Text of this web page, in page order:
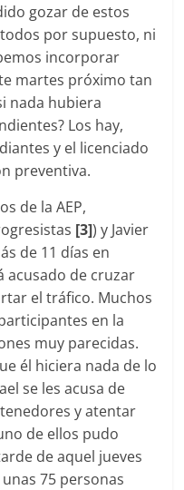
gozar de estos
por supuesto, ni
incorporar
martes próximo tan
nada hubiera
Los hay,
y el licenciado
preventiva.
de la AEP,
[3]) y Javier
de 11 días en
acusado de cruzar
el tráfico. Muchos
en la
muy parecidas.
él hiciera nada de lo
se les acusa de
y atentar
de ellos pudo
de aquel jueves
75 personas